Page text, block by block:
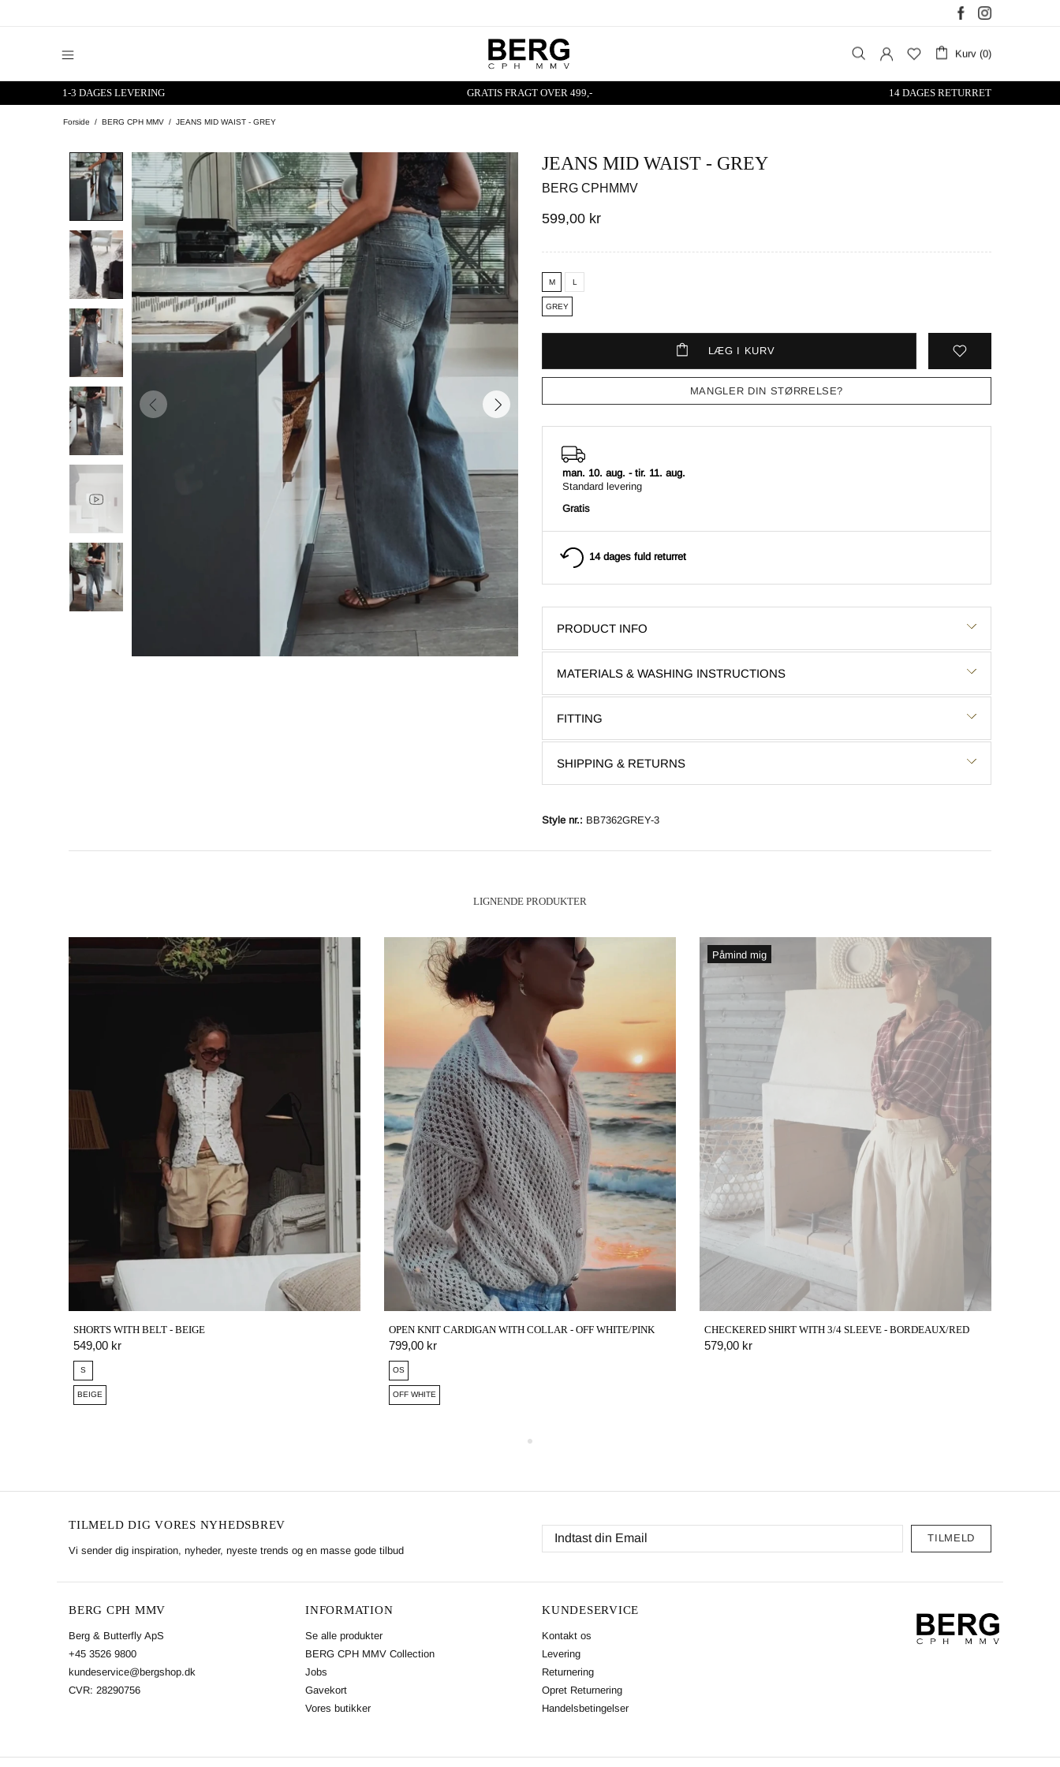
Kurv (0)
1-3 DAGES LEVERING GRATIS FRAGT OVER 499,- 14 DAGES RETURRET
Forside BERG CPH MMV JEANS MID WAIST - GREY
JEANS MID WAIST - GREY
BERG CPHMMV
599,00 kr
M L
GREY
LÆG I KURV
MANGLER DIN STØRRELSE?
man. 10. aug. - tir. 11. aug.
Standard levering
Gratis
14 dages fuld returret
PRODUCT INFO
MATERIALS & WASHING INSTRUCTIONS
FITTING
SHIPPING & RETURNS
Style nr.: BB7362GREY-3
Lignende produkter
SHORTS WITH BELT - BEIGE
549,00 kr
S
BEIGE
QUICK VIEW
OPEN KNIT CARDIGAN WITH COLLAR - OFF WHITE/PINK
799,00 kr
OS
OFF WHITE
Påmind mig
PÅMIND MIG QUICK VIEW
CHECKERED SHIRT WITH 3/4 SLEEVE - BORDEAUX/RED
579,00 kr
TILMELD DIG VORES NYHEDSBREV
Vi sender dig inspiration, nyheder, nyeste trends og en masse gode tilbud
BERG CPH MMV
Berg & Butterfly ApS
+45 3526 9800
kundeservice@bergshop.dk
CVR: 28290756
INFORMATION
Se alle produkter
BERG CPH MMV Collection
Jobs
Gavekort
Vores butikker
KUNDESERVICE
Kontakt os
Levering
Returnering
Opret Returnering
Handelsbetingelser